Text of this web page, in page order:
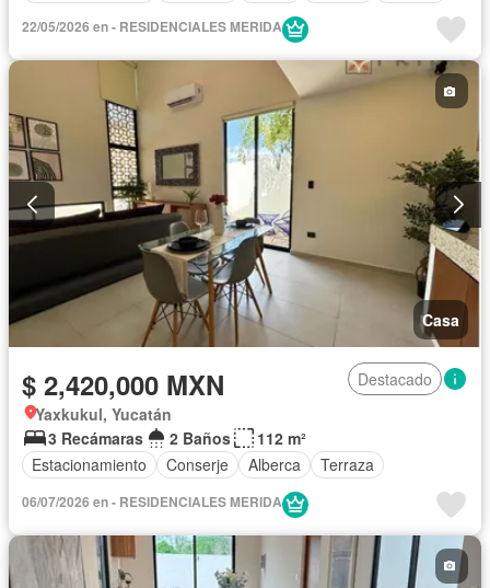
22/05/2026 en - RESIDENCIALES MERIDA
Casa
$ 2,420,000 MXN
Destacado
Yaxkukul, Yucatán
3 Recámaras
2 Baños
112 m²
Estacionamiento
Conserje Alberca Terraza
06/07/2026 en - RESIDENCIALES MERIDA